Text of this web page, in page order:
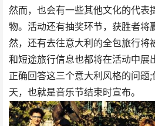
然而，也会有一些其他文化的代表
物。活动还有抽奖环节，获胜者将
然，还有去往意大利的全包旅行将
和短途旅行信息也都将在活动中展
正确回答这三个意大利风格的问题
天，也就是音乐节结束时宣布。